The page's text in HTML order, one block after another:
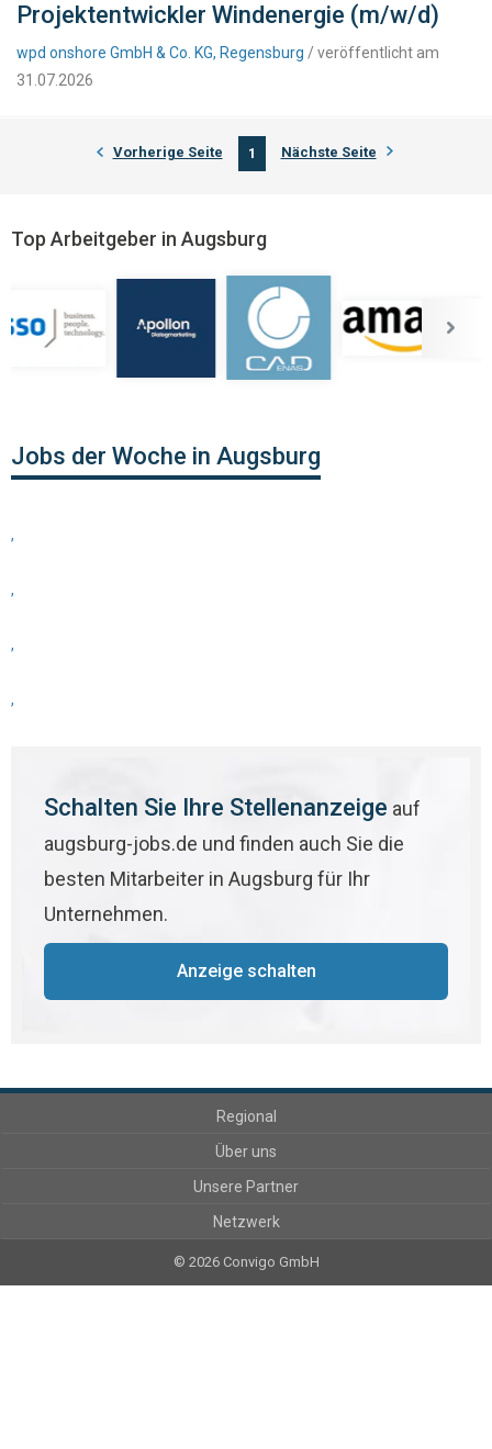
Projektentwickler Windenergie (m/w/d)
wpd onshore GmbH & Co. KG, Regensburg / veröffentlicht am
31.07.2026
Vorherige Seite 1 Nächste Seite
Top Arbeitgeber in Augsburg
Jobs der Woche in Augsburg
,
,
,
,
Schalten Sie Ihre Stellenanzeige auf
augsburg-jobs.de und finden auch Sie die
besten Mitarbeiter in Augsburg für Ihr
Unternehmen.
Anzeige schalten
Regional
Über uns
Unsere Partner
Netzwerk
© 2026 Convigo GmbH